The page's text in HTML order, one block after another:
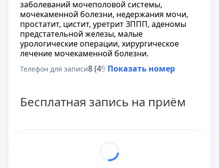
заболеваний мочеполовой системы,
мочекаменной болезни, недержания мочи,
простатит, цистит, уретрит ЗППП, аденомы
предстательной железы, малые
урологические операции, хирургическое
лечение мочекаменной болезни.
Телефон для записи8 (495) 431-69-47
Показать номер
Бесплатная запись на приём